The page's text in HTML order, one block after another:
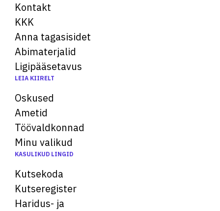
Kontakt
KKK
Anna tagasisidet
Abimaterjalid
Ligipääsetavus
LEIA KIIRELT
Oskused
Ametid
Töövaldkonnad
Minu valikud
KASULIKUD LINGID
Kutsekoda
Kutseregister
Haridus- ja